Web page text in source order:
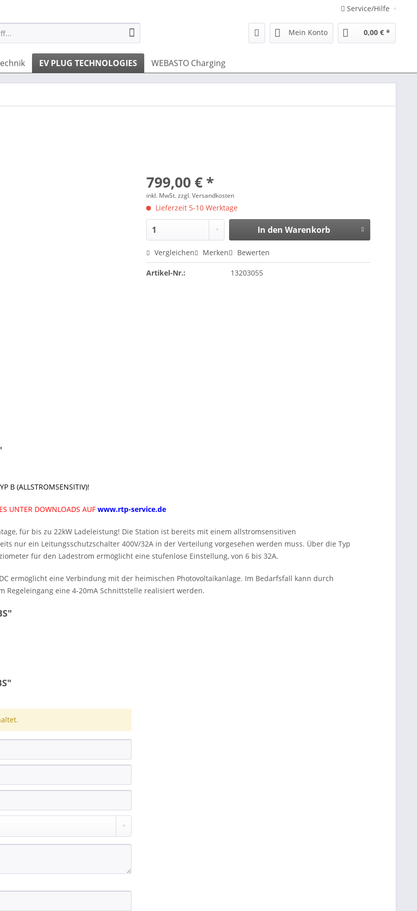
Service/Hilfe
Mein Konto 0,00 € *
EV PLUG TECHNOLOGIES WEBASTO Charging
799,00 € *
inkl. MwSt.zzgl. Versandkosten
Lieferzeit 5-10 Werktage
In den Warenkorb
Vergleichen Merken Bewerten
Artikel-Nr.: 13203055
B (ALLSTROMSENSITIV)!
UNTER DOWNLOADS AUF www.rtp-service.de
für bis zu 22kW Ladeleistung! Die Station ist bereits mit einem allstromsensitiven
nur ein Leitungsschutzschalter 400V/32A in der Verteilung vorgesehen werden muss. Über die Typ
für den Ladestrom ermöglicht eine stufenlose Einstellung, von 6 bis 32A.
ermöglicht eine Verbindung mit der heimischen Photovoltaikanlage. Im Bedarfsfall kann durch
Regeleingang eine 4-20mA Schnittstelle realisiert werden.